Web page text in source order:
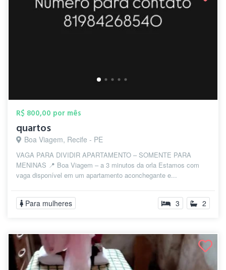
R$ 800,00 por mês
quartos
Boa Viagem, Recife - PE
VAGA PARA DIVIDIR APARTAMENTO – SOMENTE PARA
MENINAS 📍 Boa Viagem – a 3 minutos da orla Estamos com
vaga disponível em um apartamento aconchegante e...
Para mulheres 3 2